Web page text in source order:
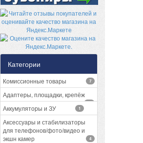
Категории
Комиссионные товары 7
Адаптеры, площадки, крепёж
13
Аккумуляторы и ЗУ 1
Аксессуары и стабилизаторы
для телефонов/фото/видео и
экшн камер
4